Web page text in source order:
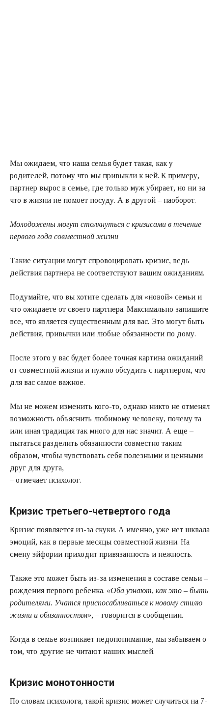
Мы ожидаем, что наша семья будет такая, как у
родителей, потому что мы привыкли к ней. К примеру,
партнер вырос в семье, где только муж убирает, но ни за
что в жизни не помоет посуду. А в другой – наоборот.
Молодожены могут столкнуться с кризисами в течение
первого года совместной жизни
Такие ситуации могут спровоцировать кризис, ведь
действия партнера не соответствуют вашим ожиданиям.
Подумайте, что вы хотите сделать для «новой» семьи и
что ожидаете от своего партнера. Максимально запишите
все, что является существенным для вас. Это могут быть
действия, привычки или любые обязанности по дому.
После этого у вас будет более точная картина ожиданий
от совместной жизни и нужно обсудить с партнером, что
для вас самое важное.
Мы не можем изменить кого-то, однако никто не отменял
возможность объяснить любимому человеку, почему та
или иная традиция так много для нас значит. А еще –
пытаться разделить обязанности совместно таким
образом, чтобы чувствовать себя полезными и ценными
друг для друга,
– отмечает психолог.
Кризис третьего-четвертого года
Кризис появляется из-за скуки. А именно, уже нет шквала
эмоций, как в первые месяцы совместной жизни. На
смену эйфории приходит привязанность и нежность.
Также это может быть из-за изменения в составе семьи –
рождения первого ребенка. «Оба узнают, как это – быть
родителями. Учатся приспосабливаться к новому стилю
жизни и обязанностям», – говорится в сообщении.
Когда в семье возникает недопонимание, мы забываем о
том, что другие не читают наших мыслей.
Кризис монотонности
По словам психолога, такой кризис может случиться на 7-